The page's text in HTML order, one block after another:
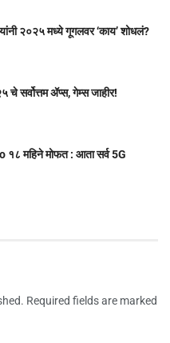
२०२५ मध्ये गूगलवर ‘काय’ शोधलं?
सर्वोत्तम ॲप्स, गेम्स जाहीर!
१८ महिने मोफत : आता सर्व 5G
Required fields are marked